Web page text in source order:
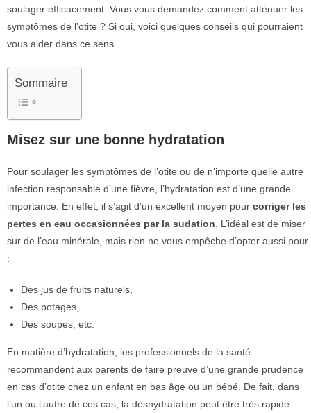
soulager efficacement. Vous vous demandez comment atténuer les
symptômes de l’otite ? Si oui, voici quelques conseils qui pourraient
vous aider dans ce sens.
Sommaire
Misez sur une bonne hydratation
Pour soulager les symptômes de l’otite ou de n’importe quelle autre
infection responsable d’une fièvre, l’hydratation est d’une grande
importance. En effet, il s’agit d’un excellent moyen pour corriger les
pertes en eau occasionnées par la sudation . L’idéal est de miser
sur de l’eau minérale, mais rien ne vous empêche d’opter aussi pour
:
Des jus de fruits naturels,
Des potages,
Des soupes, etc.
En matière d’hydratation, les professionnels de la santé
recommandent aux parents de faire preuve d’une grande prudence
en cas d’otite chez un enfant en bas âge ou un bébé. De fait, dans
l’un ou l’autre de ces cas, la déshydratation peut être très rapide.